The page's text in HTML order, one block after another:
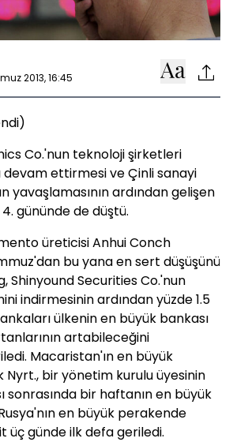
2013, 16:45
Co.'nun teknoloji şirketleri
devam ettirmesi ve Çinli sanayi
yavaşlamasının ardından gelişen
gününde de düştü.
üreticisi Anhui Conch
bu yana en sert düşüşünü
Shinyound Securities Co.'nun
indirmesinin ardından yüzde 1.5
ülkenin en büyük bankası
artabileceğini
Macaristan'ın en büyük
Nyrt., bir yönetim kurulu üyesinin
sonrasında bir haftanın en büyük
en büyük perakende
üç günde ilk defa geriledi.